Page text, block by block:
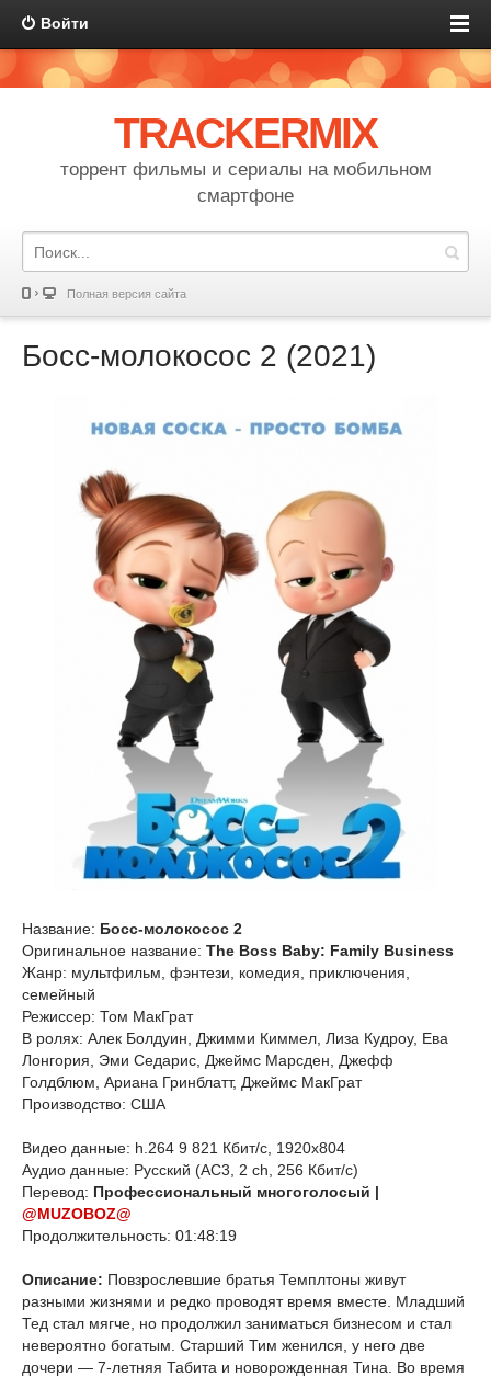
Войти
TRACKERMIX
торрент фильмы и сериалы на мобильном
смартфоне
Полная версия сайта
Босс-молокосос 2 (2021)
Название: Босс-молокосос 2
Оригинальное название: The Boss Baby: Family Business
Жанр: мультфильм, фэнтези, комедия, приключения,
семейный
Режиссер: Том МакГрат
В ролях: Алек Болдуин, Джимми Киммел, Лиза Кудроу, Ева
Лонгория, Эми Седарис, Джеймс Марсден, Джефф
Голдблюм, Ариана Гринблатт, Джеймс МакГрат
Производство: США
Видео данные: h.264 9 821 Кбит/с, 1920x804
Аудио данные: Русский (AC3, 2 ch, 256 Кбит/с)
Перевод: Профессиональный многоголосый |
@MUZOBOZ@
Продолжительность: 01:48:19
Описание: Повзрослевшие братья Темплтоны живут
разными жизнями и редко проводят время вместе. Младший
Тед стал мягче, но продолжил заниматься бизнесом и стал
невероятно богатым. Старший Тим женился, у него две
дочери — 7-летняя Табита и новорожденная Тина. Во время